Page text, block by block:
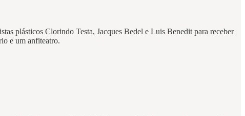
plásticos Clorindo Testa, Jacques Bedel e Luis Benedit para receber
e um anfiteatro.